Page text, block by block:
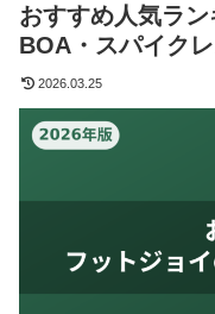
おすすめ人気ラン
BOA・スパイク
2026.03.25